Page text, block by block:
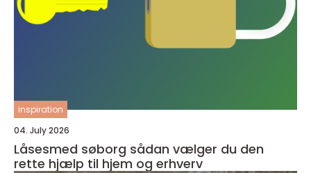
inspiration
04. July 2026
Låsesmed søborg sådan vælger du den
rette hjælp til hjem og erhverv